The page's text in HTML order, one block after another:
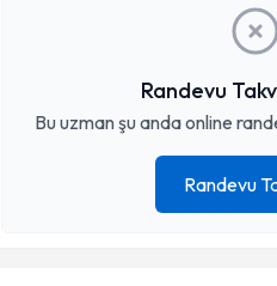
Randevu
Bu uzman şu anda online
Randevu